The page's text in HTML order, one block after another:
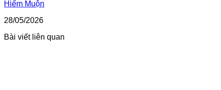
Hiếm Muộn
28/05/2026
Bài viết liên quan